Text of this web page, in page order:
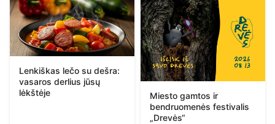
Lenkiškas lečo su dešra:
vasaros derlius jūsų
lėkštėje
Miesto gamtos ir
bendruomenės festivalis
„Drevės“